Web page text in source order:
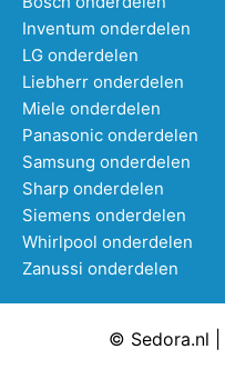
Inventum onderdelen
LG onderdelen
Liebherr onderdelen
Miele onderdelen
Panasonic onderdelen
Samsung onderdelen
Sharp onderdelen
Siemens onderdelen
Whirlpool onderdelen
Zanussi onderdelen
© Sedora.nl |